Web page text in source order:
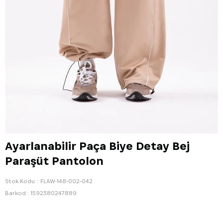
Ayarlanabilir Paça Biye Detay Bej
Paraşüt Pantolon
Stok Kodu
FLAW-148-002-042
Barkod : 1592380247889